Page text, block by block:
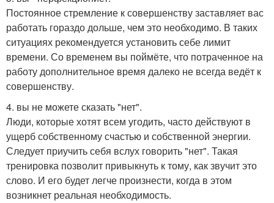
Постоянное стремление к совершенству заставляет вас
работать гораздо дольше, чем это необходимо. В таких
ситуациях рекомендуется установить себе лимит
времени. Со временем вы поймёте, что потраченное на
работу дополнительное время далеко не всегда ведёт к
совершенству.
4. вы не можете сказать "нет".
Люди, которые хотят всем угодить, часто действуют в
ущерб собственному счастью и собственной энергии.
Следует приучить себя вслух говорить "нет". Такая
тренировка позволит привыкнуть к тому, как звучит это
слово. И его будет легче произнести, когда в этом
возникнет реальная необходимость.